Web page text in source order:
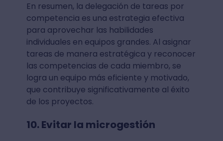
En resumen, la delegación de tareas por
competencia es una estrategia efectiva
para aprovechar las habilidades
individuales en equipos grandes. Al asignar
tareas de manera estratégica y reconocer
las competencias de cada miembro, se
logra un equipo más eficiente y motivado,
que contribuye significativamente al éxito
de los proyectos.
10. Evitar la microgestión